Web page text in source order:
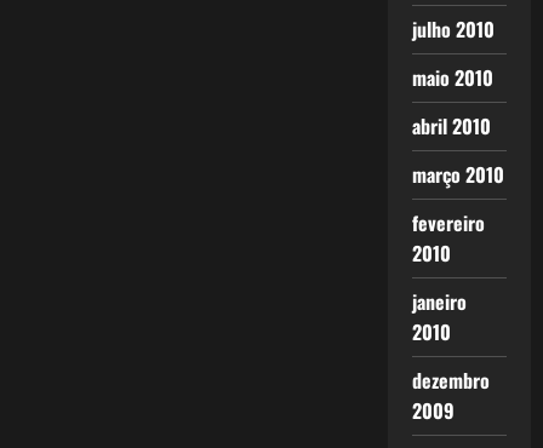
julho 2010
maio 2010
abril 2010
março 2010
fevereiro
2010
janeiro
2010
dezembro
2009